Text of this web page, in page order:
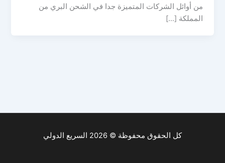
من أوائل الشركات المتميزة جدا في الشحن البري من
المملكة […]
كل الحقوق محفوظة © 2026 السريع الدولي